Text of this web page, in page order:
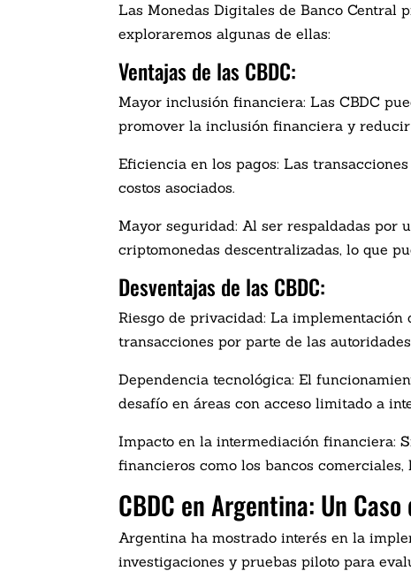
Las Monedas Digitales de Banco Central
exploraremos algunas de ellas:
Ventajas de las CBDC:
Mayor inclusión financiera: Las CBDC
promover la inclusión financiera y
Eficiencia en los pagos: Las
costos asociados.
Mayor seguridad: Al ser respaldadas por
criptomonedas descentralizadas, lo que
Desventajas de las CBDC:
Riesgo de privacidad: La
transacciones por parte de las
Dependencia tecnológica: El
desafío en áreas con acceso limitado a
Impacto en la intermediación financiera:
financieros como los bancos
CBDC en Argentina: Un
Argentina ha mostrado interés en la
investigaciones y pruebas piloto para